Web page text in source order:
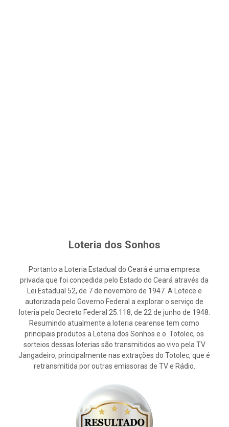
Loteria dos Sonhos
Portanto a Loteria Estadual do Ceará é uma empresa
privada que foi concedida pelo Estado do Ceará através da
Lei Estadual 52, de 7 de novembro de 1947. A Lotece e
autorizada pelo Governo Federal a explorar o serviço de
loteria pelo Decreto Federal 25.118, de 22 de junho de 1948.
Resumindo atualmente a loteria cearense tem como
principais produtos a Loteria dos Sonhos e o Totolec, os
sorteios dessas loterias são transmitidos ao vivo pela TV
Jangadeiro, principalmente nas extrações do Totolec, que é
retransmitida por outras emissoras de TV e Rádio.